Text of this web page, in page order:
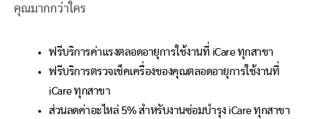
คุณมากกว่าใคร
ฟรีบริการค่าแรงตลอดอายุการใช้งานที่ iCare ทุกสาขา
ฟรีบริการตรวจเช็คเครื่องของคุณตลอดอายุการใช้งานที่
iCare ทุกสาขา
ส่วนลดค่าอะไหล่ 5% สำหรับงานซ่อมบำรุง iCare ทุกสาขา